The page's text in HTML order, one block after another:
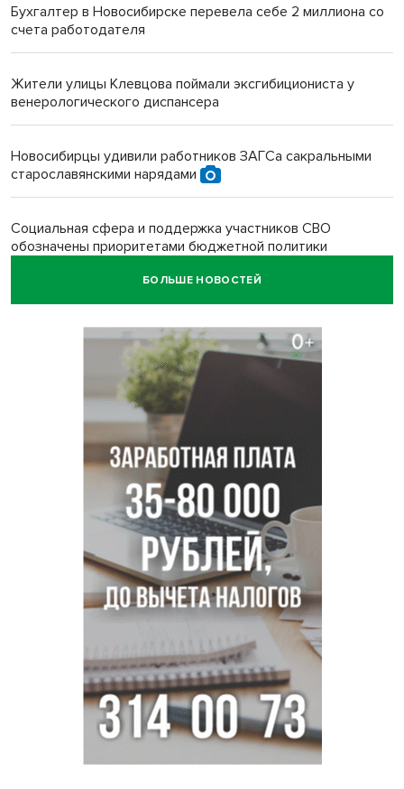
Бухгалтер в Новосибирске перевела себе 2 миллиона со
счета работодателя
Жители улицы Клевцова поймали эксгибициониста у
венерологического диспансера
Новосибирцы удивили работников ЗАГСа сакральными
старославянскими нарядами
Социальная сфера и поддержка участников СВО
обозначены приоритетами бюджетной политики
БОЛЬШЕ НОВОСТЕЙ